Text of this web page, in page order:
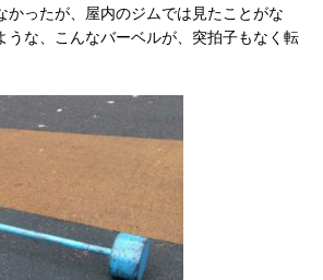
かったが、屋内のジムでは見たことがな
うな、こんなバーベルが、突拍子もなく転